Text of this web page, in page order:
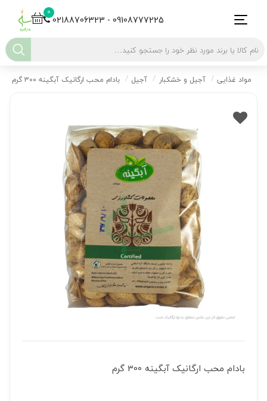
0
02188706323 - 09108777225
مواد غذایی آجیل و خشکبار آجیل بادام محب ارگانیک آبگینه 300 گرم
بادام محب ارگانیک آبگینه 300 گرم